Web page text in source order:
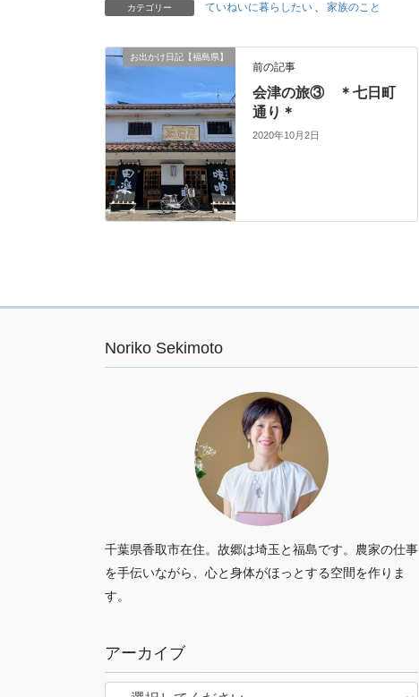
カテゴリー ていねいに暮らしたい 、 家族のこと
お出かけ日記【福島県】
前の記事
会津の旅③ ＊七日町
通り＊
2020年10月2日
Noriko Sekimoto
千葉県香取市在住。故郷は埼玉と福島です。農家の仕事
を手伝いながら、心と身体がほっとする空間を作りま
す。
アーカイブ